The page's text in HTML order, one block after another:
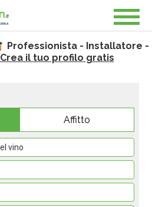
Professionista - Installatore -
Crea il tuo profilo gratis
Affitto